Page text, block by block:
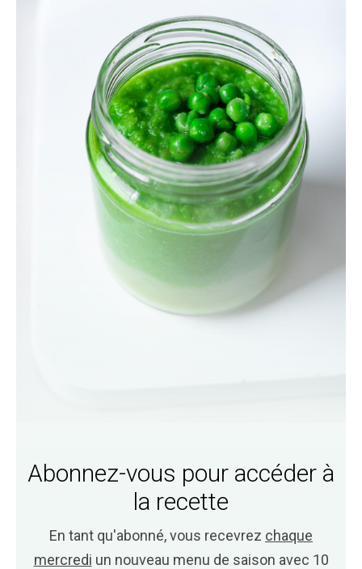
Abonnez-vous pour accéder à
la recette
En tant qu'abonné, vous recevrez chaque
mercredi un nouveau menu de saison avec 10